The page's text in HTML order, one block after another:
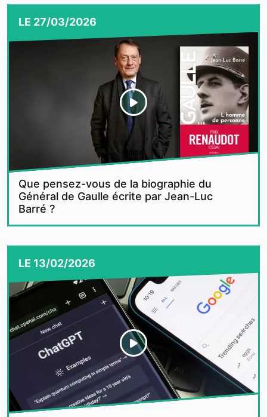
LE 27/03/2026
Que pensez-vous de la biographie du
Général de Gaulle écrite par Jean-Luc
Barré ?
LE 13/02/2026